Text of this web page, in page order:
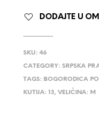
DODAJTE U
SKU: 46
CATEGORY: SRPSKA
TAGS: BOGORODICA
KUTIJA: 13, VELIČINA: M